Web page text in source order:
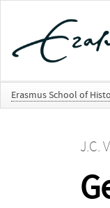
Erasmus School of
J.C.